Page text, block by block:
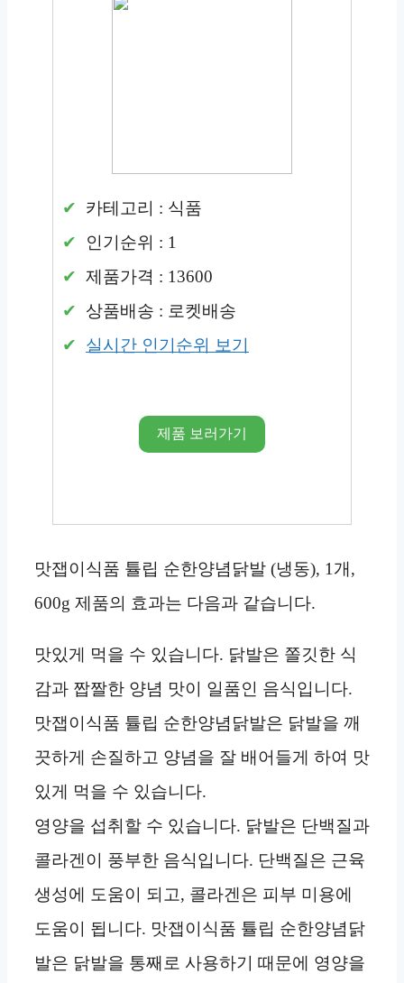
카테고리 : 식품
인기순위 : 1
제품가격 : 13600
상품배송 : 로켓배송
실시간 인기순위 보기
제품 보러가기
맛잽이식품 튤립 순한양념닭발 (냉동), 1개,
600g 제품의 효과는 다음과 같습니다.
맛있게 먹을 수 있습니다. 닭발은 쫄깃한 식
감과 짭짤한 양념 맛이 일품인 음식입니다.
맛잽이식품 튤립 순한양념닭발은 닭발을 깨
끗하게 손질하고 양념을 잘 배어들게 하여 맛
있게 먹을 수 있습니다.
영양을 섭취할 수 있습니다. 닭발은 단백질과
콜라겐이 풍부한 음식입니다. 단백질은 근육
생성에 도움이 되고, 콜라겐은 피부 미용에
도움이 됩니다. 맛잽이식품 튤립 순한양념닭
발은 닭발을 통째로 사용하기 때문에 영양을